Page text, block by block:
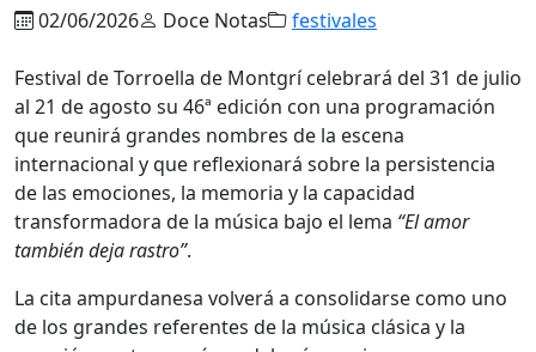
02/06/2026 Doce Notas festivales
Festival de Torroella de Montgrí celebrará del 31 de julio
al 21 de agosto su 46ª edición con una programación
que reunirá grandes nombres de la escena
internacional y que reflexionará sobre la persistencia
de las emociones, la memoria y la capacidad
transformadora de la música bajo el lema “El amor
también deja rastro”.
La cita ampurdanesa volverá a consolidarse como uno
de los grandes referentes de la música clásica y la